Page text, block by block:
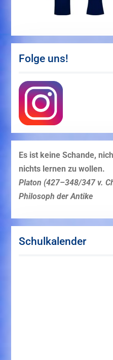
Folge uns!
Es ist keine Schande,
nichts lernen zu wollen.
Platon (427–348/347 v.
Philosoph der Antike
Schulkalender